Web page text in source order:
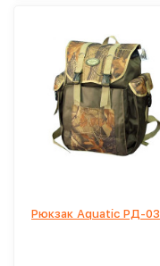
Рюкзак Aquatic РД-03